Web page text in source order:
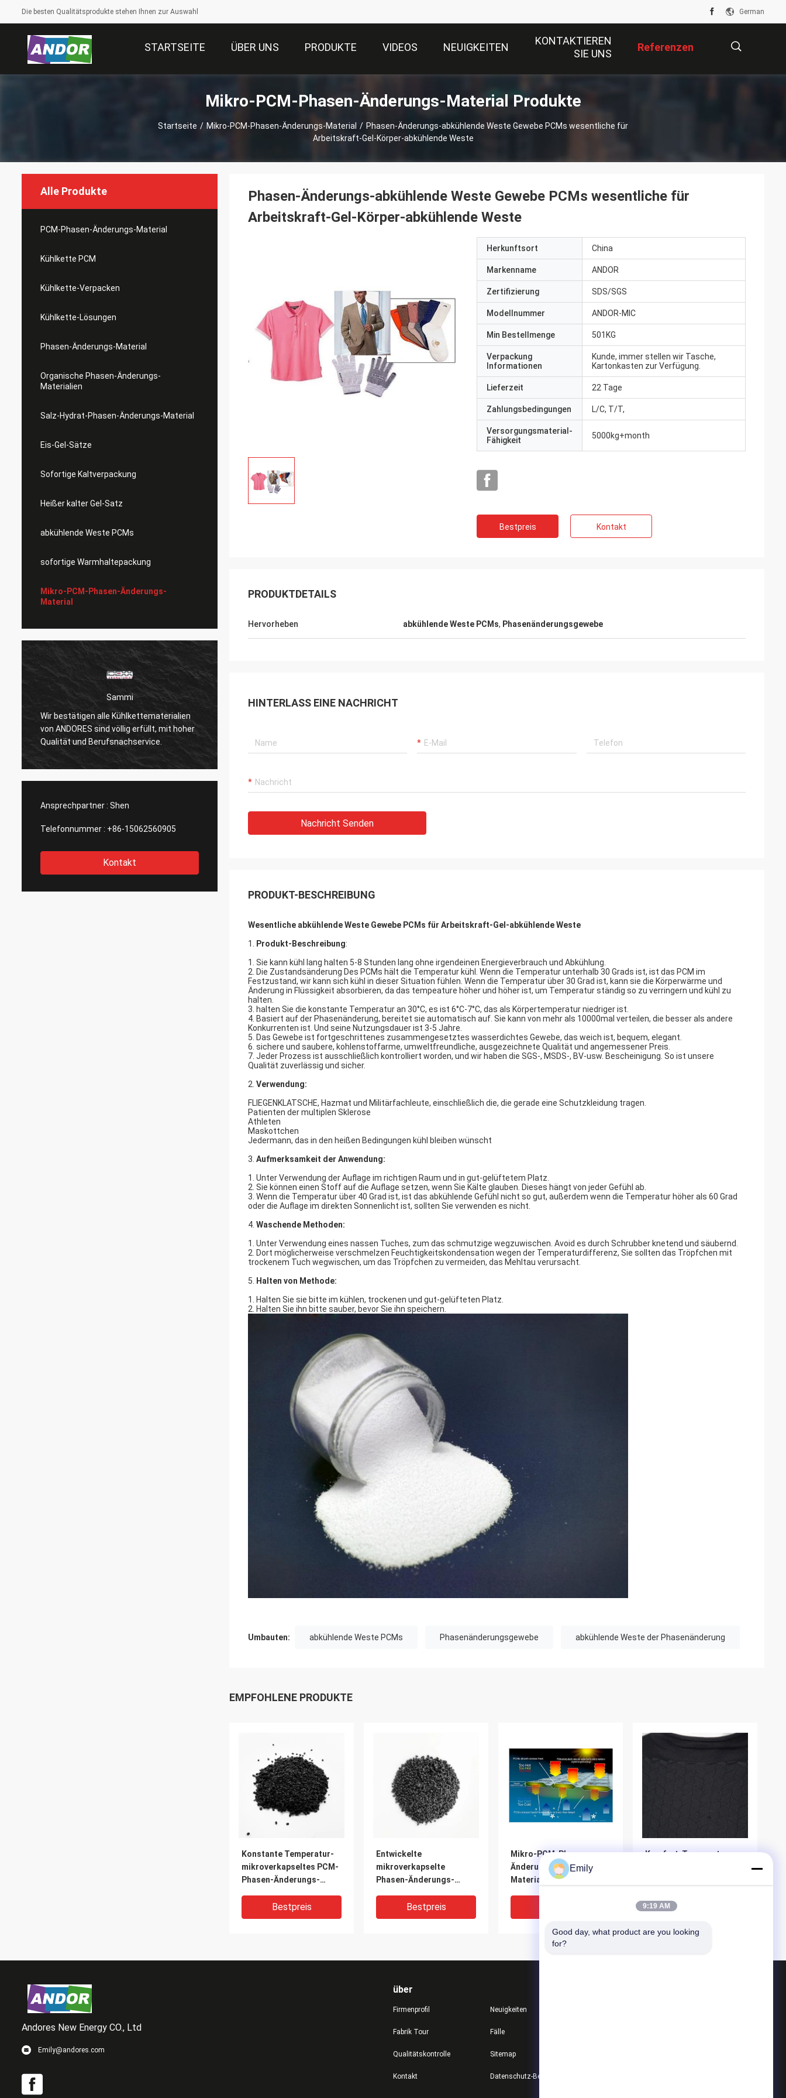
Die besten Qualitätsprodukte stehen Ihnen zur Auswahl German
STARTSEITE ÜBER UNS PRODUKTE VIDEOS NEUIGKEITEN
KONTAKTIEREN
SIE UNS
Referenzen
Mikro-PCM-Phasen-Änderungs-Material Produkte
Startseite / Mikro-PCM-Phasen-Änderungs-Material / Phasen-Änderungs-abkühlende Weste Gewebe PCMs wesentliche für
Arbeitskraft-Gel-Körper-abkühlende Weste
Alle Produkte
PCM-Phasen-Änderungs-Material
Kühlkette PCM
Kühlkette-Verpacken
Kühlkette-Lösungen
Phasen-Änderungs-Material
Organische Phasen-Änderungs-
Materialien
Salz-Hydrat-Phasen-Änderungs-Material
Eis-Gel-Sätze
Sofortige Kaltverpackung
Heißer kalter Gel-Satz
abkühlende Weste PCMs
sofortige Warmhaltepackung
Mikro-PCM-Phasen-Änderungs-
Material
Sammi
Wir bestätigen alle Kühlkettematerialien
von ANDORES sind völlig erfüllt, mit hoher
Qualität und Berufsnachservice.
Lieven
Qualität und Berufsnachservice.
Ansprechpartner : Shen
Telefonnummer : +86-15062560905
Kontakt
Phasen-Änderungs-abkühlende Weste Gewebe PCMs wesentliche für
Arbeitskraft-Gel-Körper-abkühlende Weste
Herkunftsort China
Markenname ANDOR
Zertifizierung SDS/SGS
Modellnummer ANDOR-MIC
Min Bestellmenge 501KG
Verpackung
Informationen
Kunde, immer stellen wir Tasche,
Kartonkasten zur Verfügung.
Lieferzeit 22 Tage
Zahlungsbedingungen L/C, T/T,
Versorgungsmaterial-
Fähigkeit
5000kg+month
Bestpreis Kontakt
PRODUKTDETAILS
Hervorheben abkühlende Weste PCMs, Phasenänderungsgewebe
HINTERLASS EINE NACHRICHT
Nachricht Senden
PRODUKT-BESCHREIBUNG
Wesentliche abkühlende Weste Gewebe PCMs für Arbeitskraft-Gel-abkühlende Weste
1.
Produkt-Beschreibung:
1. Sie kann kühl lang halten 5-8 Stunden lang ohne irgendeinen Energieverbrauch und Abkühlung.
2. Die Zustandsänderung Des PCMs hält die Temperatur kühl. Wenn die Temperatur unterhalb 30 Grads ist, ist das PCM im
Festzustand, wir kann sich kühl in dieser Situation fühlen. Wenn die Temperatur über 30 Grad ist, kann sie die Körperwärme und
Änderung in Flüssigkeit absorbieren, da das tempeature höher und höher ist, um Temperatur ständig so zu verringern und kühl zu
halten.
3. halten Sie die konstante Temperatur an 30°C, es ist 6°C-7°C, das als Körpertemperatur niedriger ist.
4. Basiert auf der Phasenänderung, bereitet sie automatisch auf. Sie kann von mehr als 10000mal verteilen, die besser als andere
Konkurrenten ist. Und seine Nutzungsdauer ist 3-5 Jahre.
5. Das Gewebe ist fortgeschrittenes zusammengesetztes wasserdichtes Gewebe, das weich ist, bequem, elegant.
6. sichere und saubere, kohlenstoffarme, umweltfreundliche, ausgezeichnete Qualität und angemessener Preis.
7. Jeder Prozess ist ausschließlich kontrolliert worden, und wir haben die SGS-, MSDS-, BV-usw. Bescheinigung. So ist unsere
Qualität zuverlässig und sicher.
2. Verwendung:
FLIEGENKLATSCHE, Hazmat und Militärfachleute, einschließlich die, die gerade eine Schutzkleidung tragen.
Patienten der multiplen Sklerose
Athleten
Maskottchen
Jedermann, das in den heißen Bedingungen kühl bleiben wünscht
3. Aufmerksamkeit der Anwendung:
1. Unter Verwendung der Auflage im richtigen Raum und in gut-gelüftetem Platz.
2. Sie können einen Stoff auf die Auflage setzen, wenn Sie Kälte glauben. Dieses hängt von jeder Gefühl ab.
3. Wenn die Temperatur über 40 Grad ist, ist das abkühlende Gefühl nicht so gut, außerdem wenn die Temperatur höher als 60 Grad
oder die Auflage im direkten Sonnenlicht ist, sollten Sie verwenden es nicht.
4. Waschende Methoden:
1. Unter Verwendung eines nassen Tuches, zum das schmutzige wegzuwischen. Avoid es durch Schrubber knetend und säubernd.
2. Dort möglicherweise verschmelzen Feuchtigkeitskondensation wegen der Temperaturdifferenz, Sie sollten das Tröpfchen mit
trockenem Tuch wegwischen, um das Tröpfchen zu vermeiden, das Mehltau verursacht.
5.
Halten von Methode:
1. Halten Sie sie bitte im kühlen, trockenen und gut-gelüfteten Platz.
2. Halten Sie ihn bitte sauber, bevor Sie ihn speichern.
Umbauten: abkühlende Weste PCMs Phasenänderungsgewebe abkühlende Weste der Phasenänderung
EMPFOHLENE PRODUKTE
Konstante Temperatur-
mikroverkapseltes PCM-
Phasen-Änderungs-
Bestpreis
Entwickelte
mikroverkapselte
Phasen-Änderungs-
Bestpreis
Mikro-PCM-Phasen-
Änderungs-
Material/Phasen-
Management-Lösungen
Komfort-Temperatur
Bestpreis
Phasen-Änderungs-
Andores New Energy CO., Ltd
Emily@andores.com
über
Firmenprofil
Fabrik Tour
Qualitätskontrolle
Kontakt
Neuigkeiten
Fälle
Sitemap
Emily
9:19 AM
Good day, what product are you looking
for?